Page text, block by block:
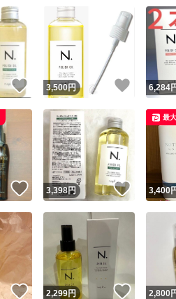
いいね！
3,500円 いいね！
6,284
いいね！
3,398円 いいね！
3,400
最
いいね！
2,299円 いいね！
2,800